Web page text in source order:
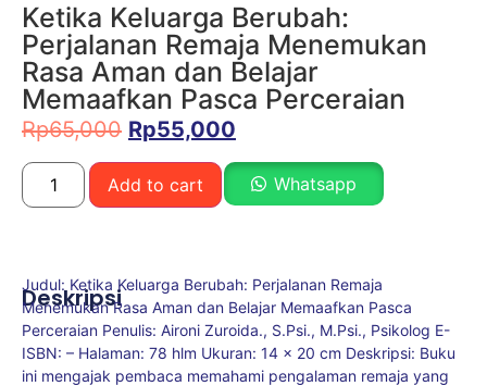
Ketika Keluarga Berubah:
Perjalanan Remaja Menemukan
Rasa Aman dan Belajar
Memaafkan Pasca Perceraian
Rp65,000 Rp55,000
Add to cart Whatsapp
Deskripsi
Judul: Ketika Keluarga Berubah: Perjalanan Remaja
Menemukan Rasa Aman dan Belajar Memaafkan Pasca
Perceraian Penulis: Aironi Zuroida., S.Psi., M.Psi., Psikolog E-
ISBN: – Halaman: 78 hlm Ukuran: 14 x 20 cm Deskripsi: Buku
ini mengajak pembaca memahami pengalaman remaja yang